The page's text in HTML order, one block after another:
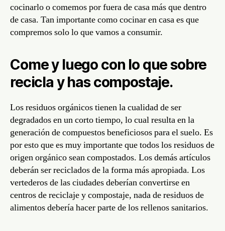
cocinarlo o comemos por fuera de casa más que dentro
de casa. Tan importante como cocinar en casa es que
compremos solo lo que vamos a consumir.
Come y luego con lo que sobre
recicla y has compostaje.
Los residuos orgánicos tienen la cualidad de ser
degradados en un corto tiempo, lo cual resulta en la
generación de compuestos beneficiosos para el suelo. Es
por esto que es muy importante que todos los residuos de
origen orgánico sean compostados. Los demás artículos
deberán ser reciclados de la forma más apropiada. Los
vertederos de las ciudades deberían convertirse en
centros de reciclaje y compostaje, nada de residuos de
alimentos debería hacer parte de los rellenos sanitarios.